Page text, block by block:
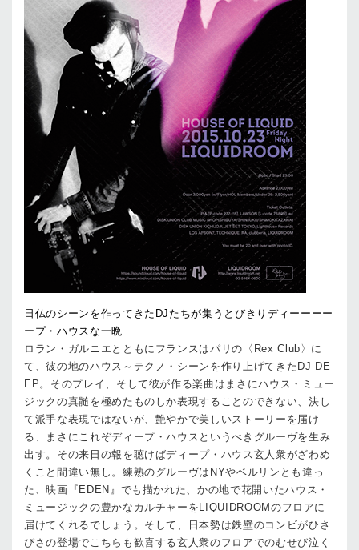
日仏のシーンを作ってきたDJたちが集うとびきりディーーーー
ープ・ハウスな一晩
ロラン・ガルニエとともにフランスはパリの〈Rex Club〉に
て、彼の地のハウス～テクノ・シーンを作り上げてきたDJ DE
EP。そのプレイ、そして彼が作る楽曲はまさにハウス・ミュー
ジックの真髄を極めたものしか表現することのできない、決し
て派手な表現ではないが、艶やかで美しいストーリーを届け
る、まさにこれぞディープ・ハウスというべきグルーヴを生み
出す。その来日の報を聴けばディープ・ハウス玄人衆がざわめ
くこと間違い無し。練熟のグルーヴはNYやベルリンとも違っ
た、映画『EDEN』でも描かれた、かの地で花開いたハウス・
ミュージックの豊かなカルチャーをLIQUIDROOMのフロアに
届けてくれるでしょう。そして、日本勢は鉄壁のコンビがひさ
びさの登場でこちらも歓喜する玄人衆のフロアでのむせび泣く